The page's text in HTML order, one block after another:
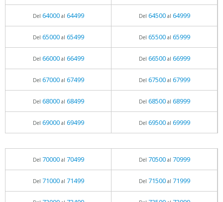
Del 64000al 64499 Del 64500al 64999
Del 65000al 65499 Del 65500al 65999
Del 66000al 66499 Del 66500al 66999
Del 67000al 67499 Del 67500al 67999
Del 68000al 68499 Del 68500al 68999
Del 69000al 69499 Del 69500al 69999
Del 70000al 70499 Del 70500al 70999
Del 71000al 71499 Del 71500al 71999